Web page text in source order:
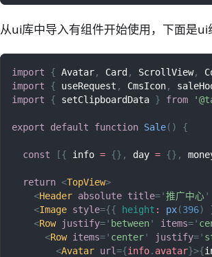
从ui库中导入有组件开始使用，下面是
import { Avatar, Card , ScrollView,
import
{ useRequest , CmsIcon,
import
{ setClipboardData } from
export default function Sale( ) {
const [{ info = {} , day = {} ,
return <TopView>
<Header absolute title='推广中心 '
<Image style={{ height : px(396)
<Row justify=' between' items='
<Row items=' center' justify='
<Avatar url={info. avatar}>{